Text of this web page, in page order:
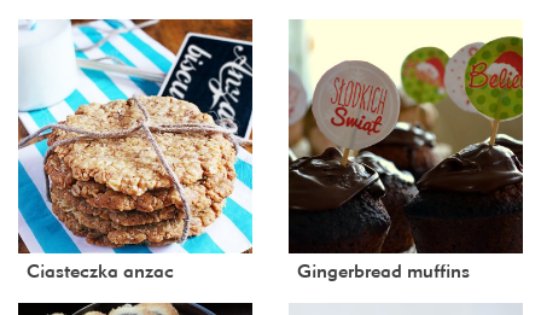
Ciasteczka anzac Gingerbread muffins